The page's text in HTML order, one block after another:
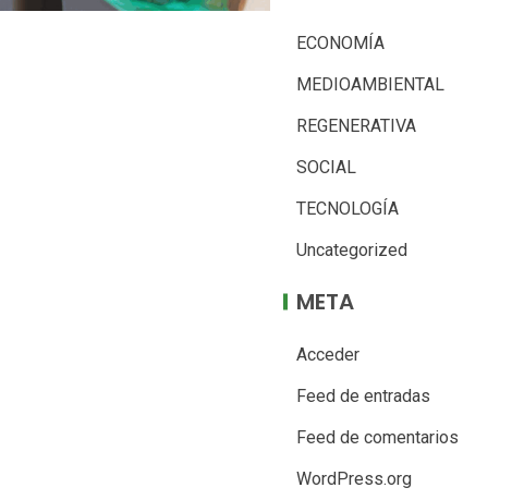
ECONOMÍA
MEDIOAMBIENTAL
REGENERATIVA
SOCIAL
TECNOLOGÍA
Uncategorized
META
Acceder
Feed de entradas
Feed de comentarios
WordPress.org